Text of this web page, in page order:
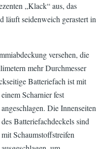
„Klack“ aus, das
läuft seidenweich gerastert in
versehen, die
mehr Durchmesser
Batteriefach ist mit
einem Scharnier fest
angeschlagen. Die Innenseiten
des Batteriefachdeckels sind
mit Schaumstoffstreifen